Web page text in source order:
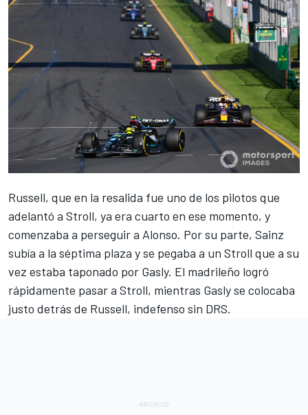
Russell, que en la resalida fue uno de los pilotos que
adelantó a Stroll, ya era cuarto en ese momento, y
comenzaba a perseguir a Alonso. Por su parte, Sainz
subía a la séptima plaza y se pegaba a un Stroll que a su
vez estaba taponado por Gasly. El madrileño logró
rápidamente pasar a Stroll, mientras Gasly se colocaba
justo detrás de Russell, indefenso sin DRS.